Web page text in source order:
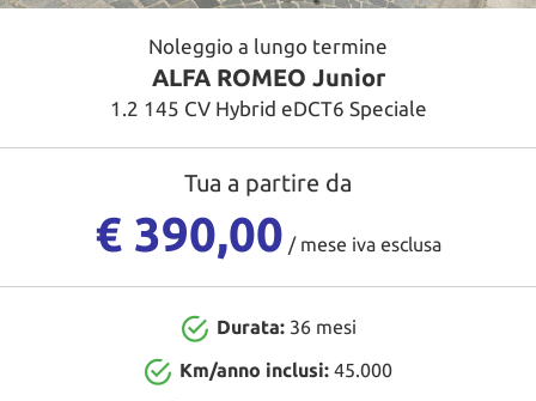
CONTATTI
Noleggio a lungo termine
ALFA ROMEO Junior
1.2 145 CV Hybrid eDCT6 Speciale
Tua a partire da
€ 390,00 / mese iva esclusa
Durata:36 mesi
Km/anno inclusi: 45.000
tracciamento
funzionalità